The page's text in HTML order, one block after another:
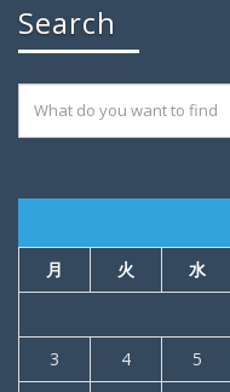
Search
月 火 水
3
4 5